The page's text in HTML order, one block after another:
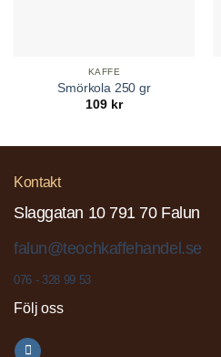
KAFFE
Smörkola 250 gr
109 kr
Kontakt
Slaggatan 10 791 70 Falun
falun@teochkaffehandel.se
076 - 328 99 53
Följ oss